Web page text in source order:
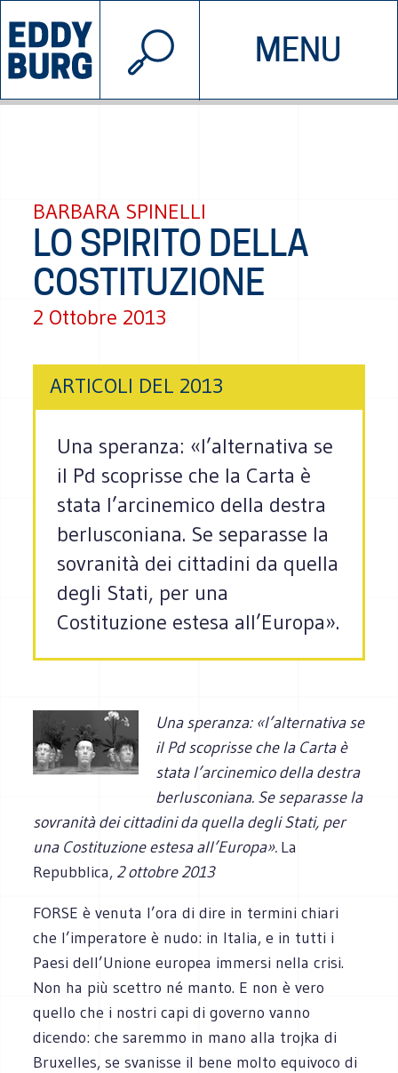
MENU
INIZIATIVE CHI SIAMO
© 2026 EDDYBURG
BARBARA SPINELLI
LO SPIRITO DELLA
COSTITUZIONE
2 Ottobre 2013
ARTICOLI DEL 2013
Una speranza: «l’alternativa se
il Pd scoprisse che la Carta è
stata l’arcinemico della destra
berlusconiana. Se separasse la
sovranità dei cittadini da quella
degli Stati, per una
Costituzione estesa all’Europa».
Una speranza: «l’alternativa se
il Pd scoprisse che la Carta è
stata l’arcinemico della destra
berlusconiana. Se separasse la
sovranità dei cittadini da quella degli Stati, per
una Costituzione estesa all’Europa». La
Repubblica, 2 ottobre 2013
FORSE è venuta l’ora di dire in termini chiari
che l’imperatore è nudo: in Italia, e in tutti i
Paesi dell’Unione europea immersi nella crisi.
Non ha più scettro né manto. E non è vero
quello che i nostri capi di governo vanno
dicendo: che saremmo in mano alla trojka di
Bruxelles, se svanisse il bene molto equivoco di